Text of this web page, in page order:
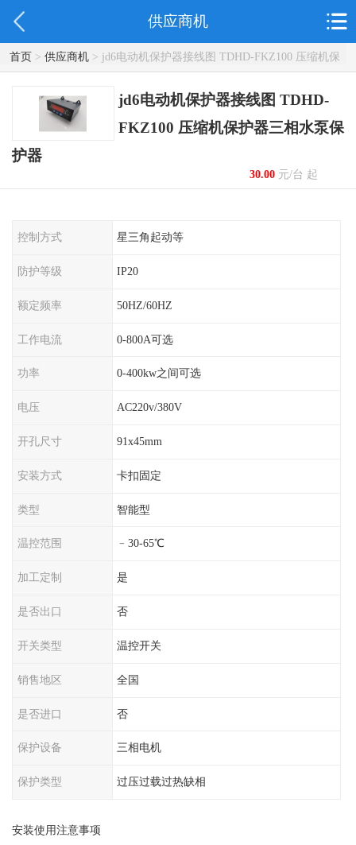
供应商机
首页> 供应商机> jd6电动机保护器接线图 TDHD-FKZ100 压缩机保
护器三相水泵保护器
jd6电动机保护器接线图 TDHD-
FKZ100 压缩机保护器三相水泵保
护器
30.00元/台 起
控制方式 星三角起动等
防护等级 IP20
额定频率 50HZ/60HZ
工作电流 0-800A可选
功率 0-400kw之间可选
电压 AC220v/380V
开孔尺寸 91x45mm
安装方式 卡扣固定
类型 智能型
温控范围 ﹣30-65℃
加工定制 是
是否出口 否
开关类型 温控开关
销售地区 全国
是否进口 否
保护设备 三相电机
保护类型 过压过载过热缺相
安装使用注意事项